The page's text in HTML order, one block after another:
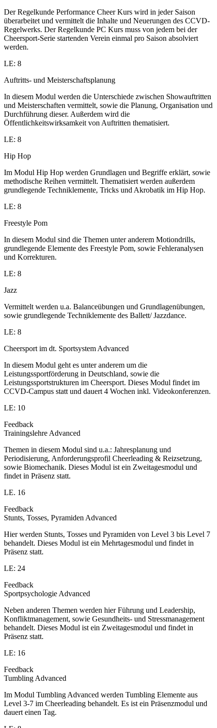
Der Regelkunde Performance Cheer Kurs wird in jeder Saison
überarbeitet und vermittelt die Inhalte und Neuerungen des CCVD-
Regelwerks. Der Regelkunde PC Kurs muss von jedem bei der
Cheersport-Serie startenden Verein einmal pro Saison absolviert
werden.
LE: 8
Auftritts- und Meisterschaftsplanung
In diesem Modul werden die Unterschiede zwischen Showauftritten
und Meisterschaften vermittelt, sowie die Planung, Organisation und
Durchführung dieser. Außerdem wird die
Öffentlichkeitswirksamkeit von Auftritten thematisiert.
LE: 8
Hip Hop
Im Modul Hip Hop werden Grundlagen und Begriffe erklärt, sowie
methodische Reihen vermittelt. Thematisiert werden außerdem
grundlegende Techniklemente, Tricks und Akrobatik im Hip Hop.
LE: 8
Freestyle Pom
In diesem Modul sind die Themen unter anderem Motiondrills,
grundlegende Elemente des Freestyle Pom, sowie Fehleranalysen
und Korrekturen.
LE: 8
Jazz
Vermittelt werden u.a. Balanceübungen und Grundlagenübungen,
sowie grundlegende Techniklemente des Ballett/ Jazzdance.
LE: 8
Cheersport im dt. Sportsystem Advanced
In diesem Modul geht es unter anderem um die
Leistungssportförderung in Deutschland, sowie die
Leistungssportstrukturen im Cheersport. Dieses Modul findet im
CCVD-Campus statt und dauert 4 Wochen inkl. Videokonferenzen.
LE: 10
Feedback
Trainingslehre Advanced
Themen in diesem Modul sind u.a.: Jahresplanung und
Periodisierung, Anforderungsprofil Cheerleading & Reizsetzung,
sowie Biomechanik. Dieses Modul ist ein Zweitagesmodul und
findet in Präsenz statt.
LE. 16
Feedback
Stunts, Tosses, Pyramiden Advanced
Hier werden Stunts, Tosses und Pyramiden von Level 3 bis Level 7
behandelt. Dieses Modul ist ein Mehrtagesmodul und findet in
Präsenz statt.
LE: 24
Feedback
Sportpsychologie Advanced
Neben anderen Themen werden hier Führung und Leadership,
Konfliktmanagement, sowie Gesundheits- und Stressmanagement
behandelt. Dieses Modul ist ein Zweitagesmodul und findet in
Präsenz statt.
LE: 16
Feedback
Tumbling Advanced
Im Modul Tumbling Advanced werden Tumbling Elemente aus
Level 3-7 im Cheerleading behandelt. Es ist ein Präsenzmodul und
dauert einen Tag.